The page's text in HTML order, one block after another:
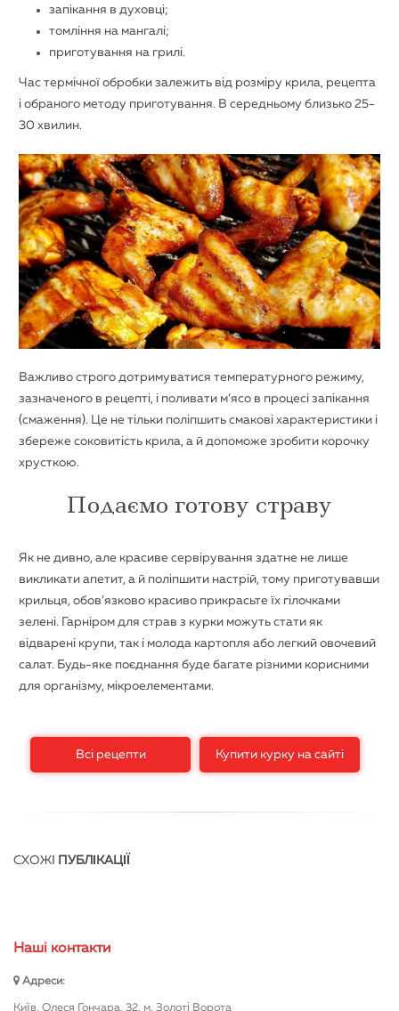
запікання в духовці;
томління на мангалі;
приготування на грилі.
Час термічної обробки залежить від розміру крила, рецепта
і обраного методу приготування. В середньому близько 25-
30 хвилин.
Важливо строго дотримуватися температурного режиму,
зазначеного в рецепті, і поливати м’ясо в процесі запікання
(смаження). Це не тільки поліпшить смакові характеристики і
збереже соковитість крила, а й допоможе зробити корочку
хрусткою.
Подаємо готову страву
Як не дивно, але красиве сервірування здатне не лише
викликати апетит, а й поліпшити настрій, тому приготувавши
крильця, обов’язково красиво прикрасьте їх гілочками
зелені. Гарніром для страв з курки можуть стати як
відварені крупи, так і молода картопля або легкий овочевий
салат. Будь-яке поєднання буде багате різними корисними
для організму, мікроелементами.
Всі рецепти Купити курку на сайті
СХОЖІ ПУБЛІКАЦІЇ
Нашi контакти
Адреси:
Київ, Олеся Гончара, 32, м. Золоті Ворота